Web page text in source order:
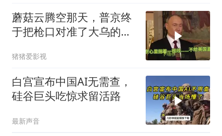
蘑菇云腾空那天，普京终
于把枪口对准了大乌的军
猪猪爱影视
白宫宣布中国AI无需查，
硅谷巨头吃惊求留活路
最新声音